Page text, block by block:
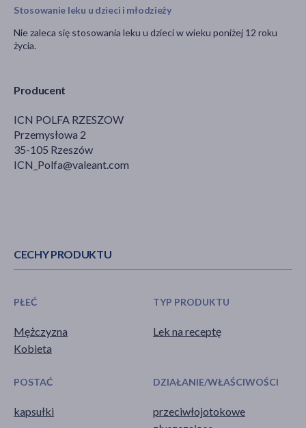
Producent
ICN POLFA RZESZOW
Przemysłowa 2
35-105 Rzeszów
ICN_Polfa@valeant.com
Stosowanie leku u dzieci i młodzieży
Nie zaleca się stosowania leku u dzieci w wieku poniżej 12 roku
życia.
CECHY PRODUKTU
PŁEĆ
Mężczyzna
Kobieta
TYP PRODUKTU
Lek na receptę
POSTAĆ
kapsułki
DZIAŁANIE/WŁAŚCIWOŚCI
przeciwłojotokowe